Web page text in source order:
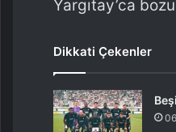
Yargıtay’ca
Dikkati Çekenler